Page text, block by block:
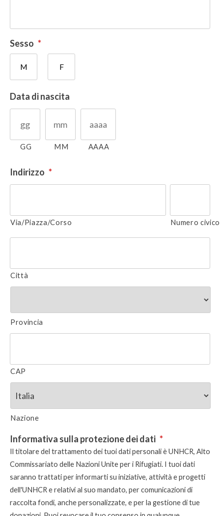
Sesso *
M F
Data di nascita
GG MM AAAA
Indirizzo *
Via/Piazza/Corso Numero civico
Città
Provincia
CAP
Nazione
Informativa sulla protezione dei dati *
Il titolare del trattamento dei tuoi dati personali è UNHCR, Alto
Commissariato delle Nazioni Unite per i Rifugiati. I tuoi dati
saranno trattati per informarti su iniziative, attività e progetti
dell'UNHCR e relativi al suo mandato, per comunicazioni di
raccolta fondi, anche personalizzate, e per la gestione di tue